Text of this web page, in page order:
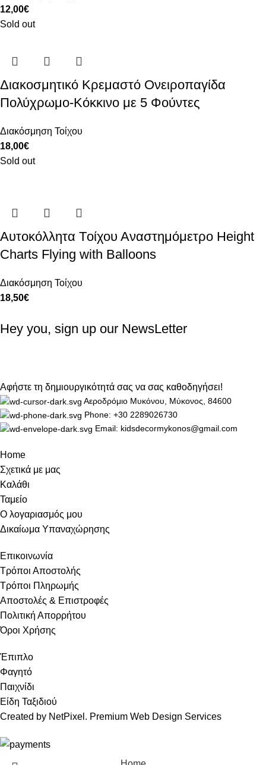
12,00€
Sold out
Διακοσμητικό Κρεμαστό Ονειροπαγίδα
Πολύχρωμο-Κόκκινο με 5 Φούντες
Διακόσμηση Τοίχου
18,00€
Sold out
Αυτοκόλλητα Tοίχου Αναστημόμετρο Height
Charts Flying with Balloons
Διακόσμηση Τοίχου
18,50€
Hey you, sign up our NewsLetter
Αφήστε τη δημιουργικότητά σας να σας καθοδηγήσει!
Αεροδρόμιο Μυκόνου, Μύκονος, 84600
Phone: +30 2289026730
Email: kidsdecormykonos@gmail.com
Home
Σχετικά με μας
Καλάθι
Ταμείο
Ο λογαριασμός μου
Δικαίωμα Υπαναχώρησης
Επικοινωνία
Τρόποι Αποστολής
Τρόποι Πληρωμής
Αποστολές & Επιστροφές
Πολιτική Απορρήτου
Όροι Χρήσης
Έπιπλο
Φαγητό
Παιχνίδι
Είδη Ταξιδιού
Created by NetPixel. Premium Web Design Services